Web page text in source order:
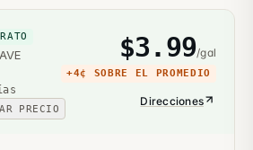
PRECIO
$3.99/gal
+4¢ SOBRE EL PROMEDIO
Direcciones